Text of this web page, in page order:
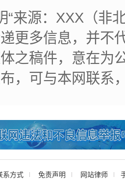
“来源：XXX（非
更多信息，并不
之稿件，意在为
，可与本网联系
系方式 免责声明 网站律师